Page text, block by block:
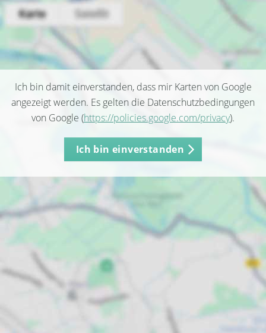
Ich bin damit einverstanden, dass mir Karten von Google
angezeigt werden. Es gelten die Datenschutzbedingungen
von Google (https://policies.google.com/privacy).
Ich bin einverstanden